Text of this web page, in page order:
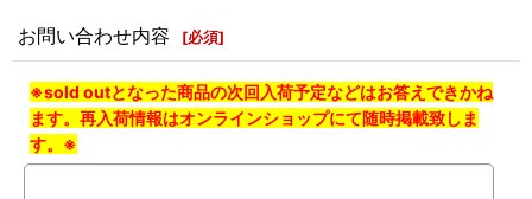
お問い合わせ内容 [必須]
※sold outとなった商品の次回入荷予定などはお答えできかね
ます。再入荷情報はオンラインショップにて随時掲載致しま
す。※